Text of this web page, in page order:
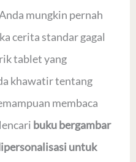
mungkin pernah
cerita standar gagal
tablet yang
khawatir tentang
membaca
buku bergambar
untuk